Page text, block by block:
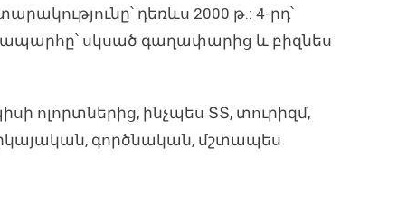
դեռևս 2000 թ.: 4-րդ՝
սկսած գաղափարից և բիզնես
ոլորտներից, ինչպես ՏՏ, տուրիզմ,
գործնական, մշտապես